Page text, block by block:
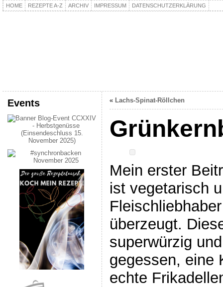
HOME REZEPTE A-Z ARCHIV IMPRESSUM DATENSCHUTZERKLÄRUNG
Events « Lachs-Spinat-Röllchen
Mein erster
ist vegetarisch
überzeugt.
superwürzig
gegessen, eine
echte